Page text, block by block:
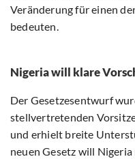
Veränderung für einen
bedeuten.
Nigeria will klare
Der Gesetzesentwurf
stellvertretenden
und erhielt breite
neuen Gesetz will